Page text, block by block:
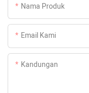
Nama Produk
Email Kami
Kandungan